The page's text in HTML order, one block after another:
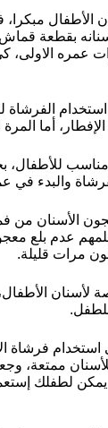
الأطفال
بقطعة قماش
عمره الاولى،
الفرشاة
أما
للأطفال،
والبدء في
الأسنان من
عدم بلع
مرات قليلة.
فرشاة
ممتعة،
لطفلك